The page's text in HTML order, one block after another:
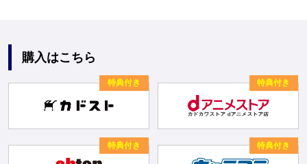
購入はこちら
特典付き 特典付き
特典付き 特典付き